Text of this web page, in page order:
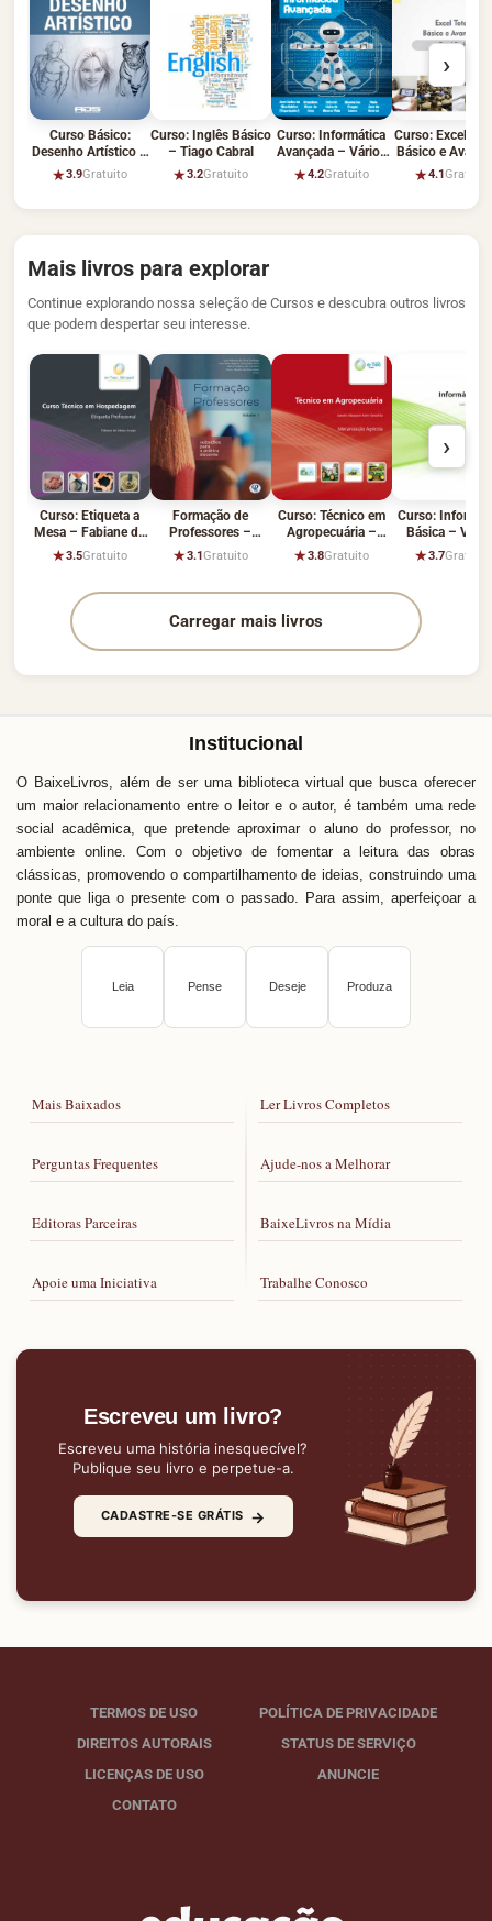
Curso Básico:
Desenho Artístico –
Ivan Querino
★3.9Gratuito
Curso: Inglês Básico
– Tiago Cabral
★3.2Gratuito
Curso: Informática
Avançada – Vários
Autores
★4.2Gratuito
Curso: Excel
Básico e
★4.1Gratuito
›
Mais livros para explorar
Continue explorando nossa seleção de Cursos e descubra outros livros
que podem despertar seu interesse.
Curso: Etiqueta a
Mesa – Fabiane de
Matos Araújo
★3.5Gratuito
Formação de
Professores –
Vários Autores
★3.1Gratuito
Curso: Técnico em
Agropecuária –
Leandro Yamashita
★3.8Gratuito
Curso:
Básica –
Autores
★3.7Gratuito
›
Carregar mais livros
Institucional
O BaixeLivros, além de ser uma biblioteca virtual que busca oferecer
um maior relacionamento entre o leitor e o autor, é também uma rede
social acadêmica, que pretende aproximar o aluno do professor, no
ambiente online. Com o objetivo de fomentar a leitura das obras
clássicas, promovendo o compartilhamento de ideias, construindo uma
ponte que liga o presente com o passado. Para assim, aperfeiçoar a
moral e a cultura do país.
Leia Pense Deseje Produza
Mais Baixados
Perguntas Frequentes
Editoras Parceiras
Apoie uma Iniciativa
Ler Livros Completos
Ajude-nos a Melhorar
BaixeLivros na Mídia
Trabalhe Conosco
Escreveu um livro?
Escreveu uma história inesquecível?
Publique seu livro e perpetue-a.
CADASTRE-SE GRÁTIS →
TERMOS DE USO
POLÍTICA DE PRIVACIDADE
DIREITOS AUTORAIS
STATUS DE SERVIÇO
LICENÇAS DE USO
ANUNCIE
CONTATO